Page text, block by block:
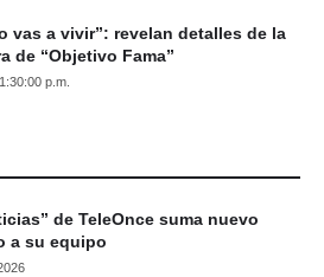
vas a vivir”: revelan detalles de la
de “Objetivo Fama”
p.m.
de TeleOnce suma nuevo
a su equipo